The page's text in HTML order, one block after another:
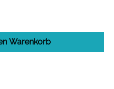
Wert
Warenkorb